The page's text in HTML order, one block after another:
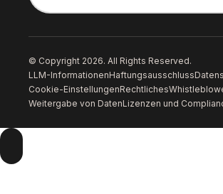
© Copyright 2026. All Rights Reserved.
LLM-InformationenHaftungsausschluss
Cookie-EinstellungenRechtliches
Weitergabe von DatenLizenzen und